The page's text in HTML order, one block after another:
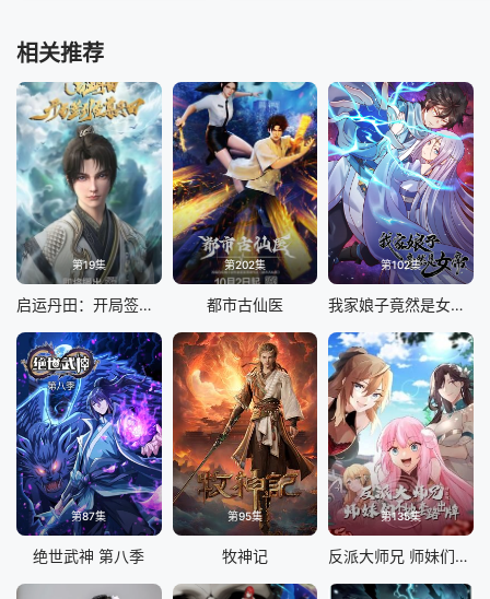
相关推荐
第19集
启运丹田：开局签到至尊丹田
第202集
都市古仙医
第102集
我家娘子竟然是女帝 动态漫画
第87集
绝世武神 第八季
第95集
牧神记
第135集
反派大师兄 师妹们不按套路出牌·动态漫画